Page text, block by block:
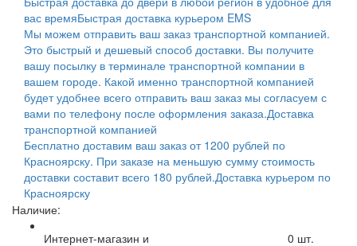
вас времяБыстрая доставка курьером EMS
Мы можем отправить ваш заказ транспортной компанией.
Это быстрый и дешевый способ доставки. Вы получите
вашу посылку в терминале транспортной компании в
вашем городе. Какой именно транспортной компанией
будет удобнее всего отправить ваш заказ мы согласуем с
вами по телефону после оформления заказа.Доставка
транспортной компанией
Бесплатно доставим ваш заказ от 1200 рублей по
Красноярску. При заказе на меньшую сумму стоимость
доставки составит всего 180 рублей.Доставка курьером по
Красноярску
Наличие:
Интернет-магазин и
0 шт.